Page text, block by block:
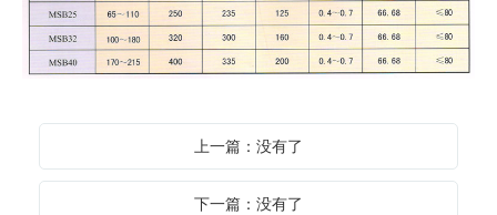
上一篇：没有了
下一篇：没有了